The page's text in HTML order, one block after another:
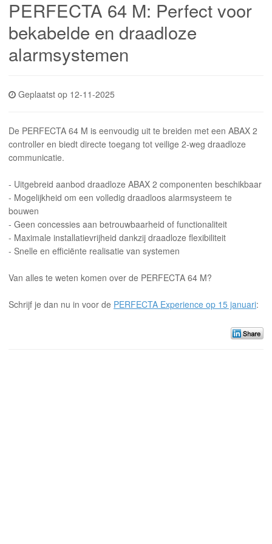
PERFECTA 64 M: Perfect voor
bekabelde en draadloze
alarmsystemen
Geplaatst op 12-11-2025
De PERFECTA 64 M is eenvoudig uit te breiden met een ABAX 2
controller en biedt directe toegang tot veilige 2-weg draadloze
communicatie.
- Uitgebreid aanbod draadloze ABAX 2 componenten beschikbaar
- Mogelijkheid om een volledig draadloos alarmsysteem te
bouwen
- Geen concessies aan betrouwbaarheid of functionaliteit
- Maximale installatievrijheid dankzij draadloze flexibiliteit
- Snelle en efficiënte realisatie van systemen
Van alles te weten komen over de PERFECTA 64 M?
Schrijf je dan nu in voor de PERFECTA Experience op 15 januari: